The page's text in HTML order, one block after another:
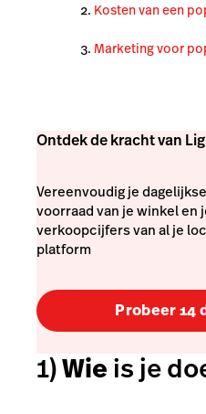
Kosten van een
Marketing voor
Ontdek de kracht van
Vereenvoudig je
voorraad van je winkel en
verkoopcijfers van al je
platform
Probeer 14
1)Wie is je